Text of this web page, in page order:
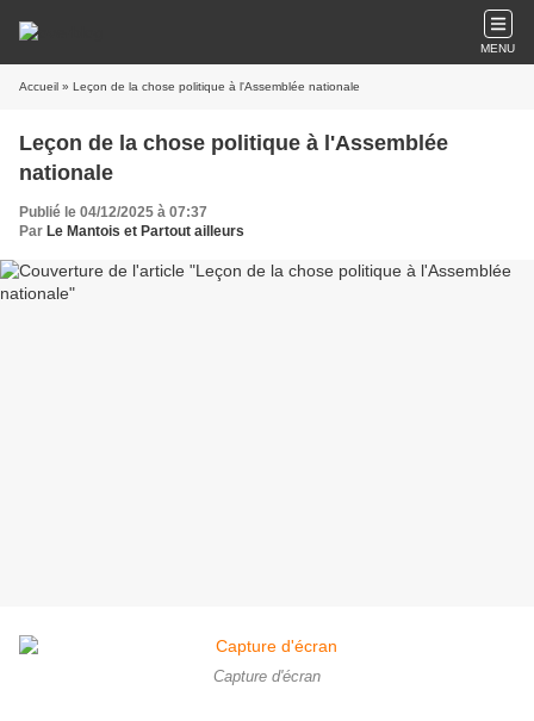
MENU
Accueil » Leçon de la chose politique à l'Assemblée nationale
Leçon de la chose politique à l'Assemblée
nationale
Publié le 04/12/2025 à 07:37
Par Le Mantois et Partout ailleurs
Capture d'écran